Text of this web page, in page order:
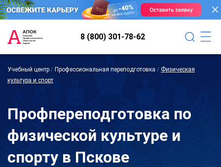
8 (800) 301-78-62
Учебный центр / Профессиональная переподготовка / Физическая
культура и спорт
Профпереподготовка по
физической культуре и
спорту в Пскове